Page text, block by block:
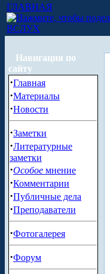
ГЛАВНАЯ
ВСЛУХ
Навигация по
сайту
·Главная
·Материалы
·Новости
·Заметки
·Литературные
заметки
·Особое мнение
·Комментарии
·Публичные дела
·Преподаватели
·Фотогалерея
·Форум